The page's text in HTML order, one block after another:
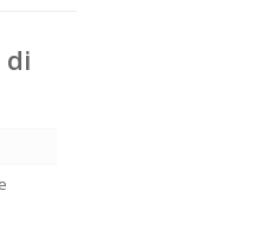
di